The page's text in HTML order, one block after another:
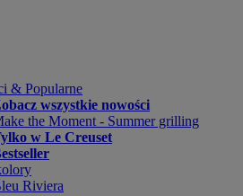
& Popularne
wszystkie nowości
the Moment - Summer grilling
w Le Creuset
Riviera